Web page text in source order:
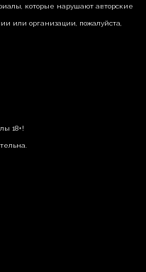
которые нарушают авторские
или организации, пожалуйста,
18+!